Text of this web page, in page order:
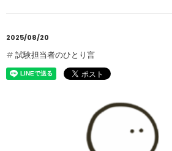
2025/08/20
試験担当者のひとり言